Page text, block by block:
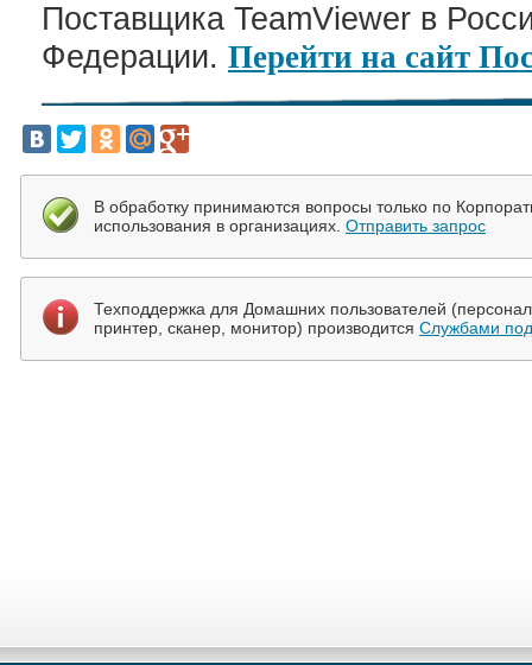
Поставщика TeamViewer в
Федерации. Перейти на сайт
В обработку принимаются вопросы только по
использования в организациях. Отправить запрос
Техподдержка для Домашних пользователей
принтер, сканер, монитор) производится Службами